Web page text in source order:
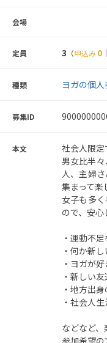
会場
定員 3 （申込み 0 ｜
種類 ヨガの個
募集ID
本文
社会人限定
男女比半
人、主婦
集まって楽
女子も多
ので、安心
・運動不
・何か新
・ヨガが好
・新しい
・地方出
・社会人
などなど
参加希望の